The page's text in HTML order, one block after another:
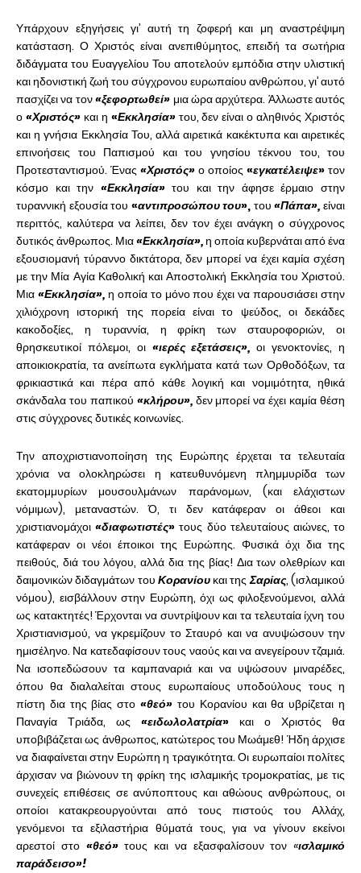
Υπάρχουν εξηγήσεις γι’ αυτή τη ζοφερή και μη αναστρέψιμη
κατάσταση. Ο Χριστός είναι ανεπιθύμητος, επειδή τα σωτήρια
διδάγματα του Ευαγγελίου Του αποτελούν εμπόδια στην υλιστική
και ηδονιστική ζωή του σύγχρονου ευρωπαίου ανθρώπου, γι’ αυτό
πασχίζει να τον«ξεφορτωθεί» μια ώρα αρχύτερα. Άλλωστε αυτός
ο «Χριστός»και η «Εκκλησία»του, δεν είναι ο αληθινός Χριστός
και η γνήσια Εκκλησία Του, αλλά αιρετικά κακέκτυπα και αιρετικές
επινοήσεις του Παπισμού και του γνησίου τέκνου του, του
Προτεσταντισμού. Ένας «Χριστός» ο οποίος «εγκατέλειψε» τον
κόσμο και την «Εκκλησία»του και την άφησε έρμαιο στην
τυραννική εξουσία του «αντιπροσώπου του», του«Πάπα», είναι
περιττός, καλύτερα να λείπει, δεν τον έχει ανάγκη ο σύγχρονος
δυτικός άνθρωπος. Μια«Εκκλησία»,η οποία κυβερνάται από ένα
εξουσιομανή τύραννο δικτάτορα, δεν μπορεί να έχει καμία σχέση
με την Μία Αγία Καθολική και Αποστολική Εκκλησία του Χριστού.
Μια «Εκκλησία»,η οποία το μόνο που έχει να παρουσιάσει στην
χιλιόχρονη ιστορική της πορεία είναι το ψεύδος, οι δεκάδες
κακοδοξίες, η τυραννία, η φρίκη των σταυροφοριών, οι
θρησκευτικοί πόλεμοι, οι «ιερές εξετάσεις»,οι γενοκτονίες, η
αποικιοκρατία, τα ανείπωτα εγκλήματα κατά των Ορθοδόξων, τα
φρικιαστικά και πέρα από κάθε λογική και νομιμότητα, ηθικά
σκάνδαλα του παπικού «κλήρου»,δεν μπορεί να έχει καμία θέση
στις σύγχρονες δυτικές κοινωνίες.
Την αποχριστιανοποίηση της Ευρώπης έρχεται τα τελευταία
χρόνια να ολοκληρώσει η κατευθυνόμενη πλημμυρίδα των
εκατομμυρίων μουσουλμάνων παράνομων, (και ελάχιστων
νόμιμων), μεταναστών. Ό, τι δεν κατάφεραν οι άθεοι και
χριστιανομάχοι«διαφωτιστές» τους δύο τελευταίους αιώνες, το
κατάφεραν οι νέοι έποικοι της Ευρώπης. Φυσικά όχι δια της
πειθούς, διά του λόγου, αλλά δια της βίας! Δια των ολεθρίων και
δαιμονικών διδαγμάτων του Κορανίουκαι τηςΣαρίας, (ισλαμικού
νόμου), εισβάλλουν στην Ευρώπη, όχι ως φιλοξενούμενοι, αλλά
ως κατακτητές! Έρχονται να συντρίψουν και τα τελευταία ίχνη του
Χριστιανισμού, να γκρεμίζουν το Σταυρό και να ανυψώσουν την
ημισέληνο. Να κατεδαφίσουν τους ναούς και να ανεγείρουν τζαμιά.
Να ισοπεδώσουν τα καμπαναριά και να υψώσουν μιναρέδες,
όπου θα διαλαλείται στους ευρωπαίους υποδούλους τους η
πίστη δια της βίας στο«θεό» του Κορανίου και θα υβρίζεται η
Παναγία Τριάδα, ως «ειδωλολατρία» και ο Χριστός θα
υποβιβάζεται ως άνθρωπος, κατώτερος του Μωάμεθ! Ήδη άρχισε
να διαφαίνεται στην Ευρώπη η τραγικότητα. Οι ευρωπαίοι πολίτες
άρχισαν να βιώνουν τη φρίκη της ισλαμικής τρομοκρατίας, με τις
συνεχείς επιθέσεις σε ανύποπτους και αθώους ανθρώπους, οι
οποίοι κατακρεουργούνται από τους πιστούς του Αλλάχ,
γενόμενοι τα εξιλαστήρια θύματά τους, για να γίνουν εκείνοι
αρεστοί στο «θεό»τους και να εξασφαλίσουν τον «ισλαμικό
παράδεισο»!